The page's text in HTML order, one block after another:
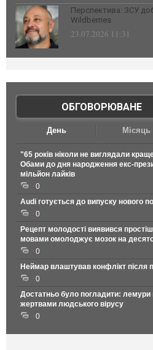
Перспектива: ЗСУ
Wildberries
23.07.2026 11:31
ОБГОВОРЮВАНЕ|
День Місяць
"65 років ніколи не виглядали
Обами до дня народження екс-
мільйон лайків
0
Audi готується до випуску нового
0
Рецепт молодості виявився
мовами омолоджує мозок на
0
Неймар влаштував конфлікт після
0
Достатньо було погладити: лемури
жертвами людського вірусу
0